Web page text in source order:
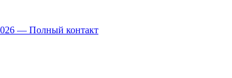
— Полный контакт